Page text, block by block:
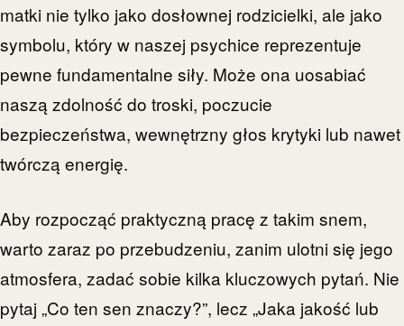
matki nie tylko jako dosłownej rodzicielki, ale jako
symbolu, który w naszej psychice reprezentuje
pewne fundamentalne siły. Może ona uosabiać
naszą zdolność do troski, poczucie
bezpieczeństwa, wewnętrzny głos krytyki lub nawet
twórczą energię.
Aby rozpocząć praktyczną pracę z takim snem,
warto zaraz po przebudzeniu, zanim ulotni się jego
atmosfera, zadać sobie kilka kluczowych pytań. Nie
pytaj „Co ten sen znaczy?”, lecz „Jaka jakość lub